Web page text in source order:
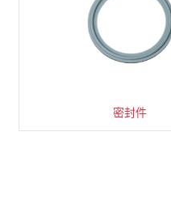
密封件
核级管件
合金结构用钢板
实验台
水下耐辐照摄像机
真空软管
金属网格板门
低压无功补偿柜
LED防爆灯
防爆电梯
德标恒力吊架
电磁阀
半门式单梁起重机
漩涡流量计
多槽超声波清洗机
耐腐蚀离心泵
螺杆锚栓